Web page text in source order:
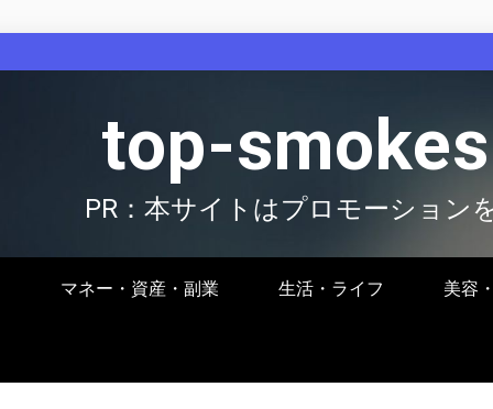
top-
PR：本サイトはプロモーション
マネー・資産・副業 生活・ライフ 美容